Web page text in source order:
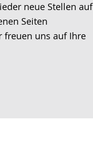
neue Stellen auf
Seiten
freuen uns auf Ihre